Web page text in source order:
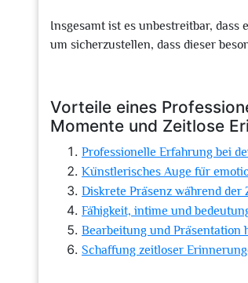
Insgesamt ist es unbestreitbar,
um sicherzustellen, dass dieser
Vorteile eines
Momente und Zeitlose
Professionelle Erfahrung bei
Künstlerisches Auge für
Diskrete Präsenz während der
Fähigkeit, intime und
Bearbeitung und Präsentation
Schaffung zeitloser